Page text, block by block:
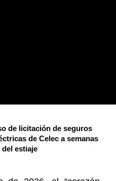
de licitación de seguros
de Celec a semanas
estiaje